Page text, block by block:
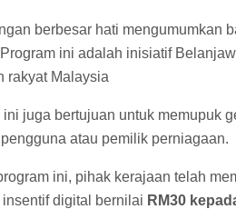
berbesar hati mengumumkan
ini adalah inisiatif
rakyat Malaysia
ini juga bertujuan untuk memupuk
atau pemilik perniagaan.
ini, pihak kerajaan telah
digital bernilai RM30